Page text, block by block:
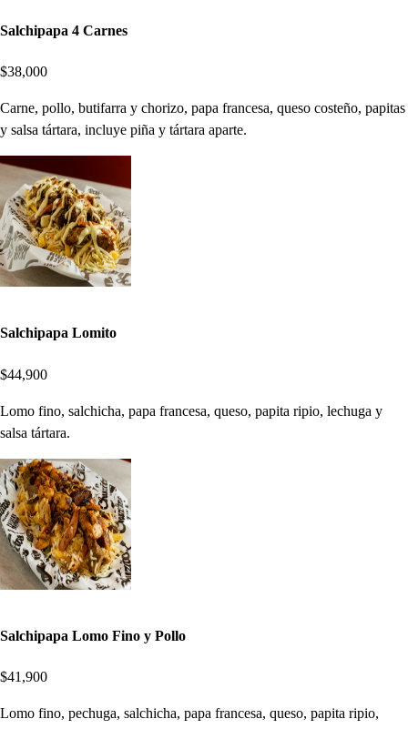
Salchipapa 4 Carnes
$38,000
Carne, pollo, butifarra y chorizo, papa francesa, queso costeño, papitas
y salsa tártara, incluye piña y tártara aparte.
Salchipapa Lomito
$44,900
Lomo fino, salchicha, papa francesa, queso, papita ripio, lechuga y
salsa tártara.
Salchipapa Lomo Fino y Pollo
$41,900
Lomo fino, pechuga, salchicha, papa francesa, queso, papita ripio,